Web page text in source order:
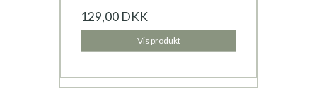
129,00 DKK
Vis produkt